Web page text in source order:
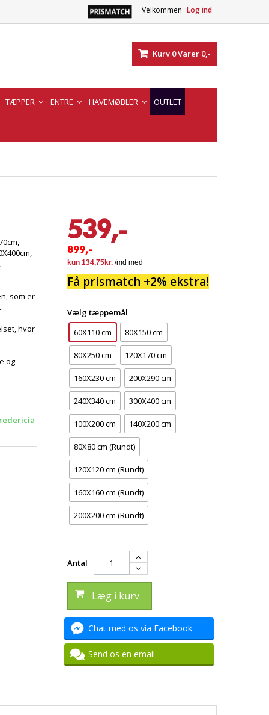
Velkommen Log ind
Kurv 0Varer 0,-
TÆPPER ENTRE HAVEMØBLER OUTLET
som er
hvor
og
539,-
899,-
Få prismatch +2% ekstra!
Vælg tæppemål
60X110 cm
80X150 cm
80X250 cm 120X170 cm
160X230 cm 200X290 cm
240X340 cm 300X400 cm
100X200 cm 140X200 cm
80X80 cm (Rundt)
120X120 cm (Rundt)
160X160 cm (Rundt)
200X200 cm (Rundt)
Antal
Læg i kurv
Chat med os via Facebook
Send os en email